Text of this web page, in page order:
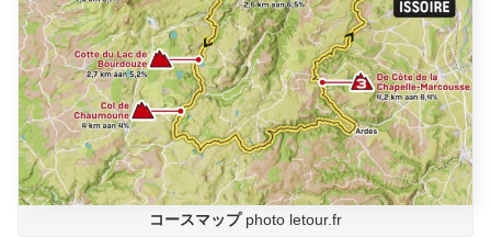
コースマップphoto letour.fr